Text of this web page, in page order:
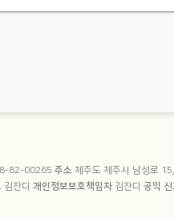
82-00265 주소 제주도 제주시 남성로
김잔디 개인정보보호책임자 김잔디 공익 신